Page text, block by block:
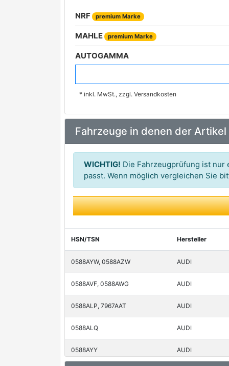
NRF premium Marke
MAHLE premium Marke
AUTOGAMMA
BEHR HELLA SERVICE
REACH Cooling
SCHLIECKMANN
VAN WEZEL
* inkl. MwSt., zzgl. Versandkosten
Fahrzeuge in denen der
WICHTIG! Die Fahrzeugprüfung ist nur
passt. Wenn möglich vergleichen Sie
HSN/TSN Hersteller
0588AYW, 0588AZW AUDI
0588AVF, 0588AWG AUDI
0588ALP, 7967AAT AUDI
0588ALQ AUDI
0588AYY AUDI